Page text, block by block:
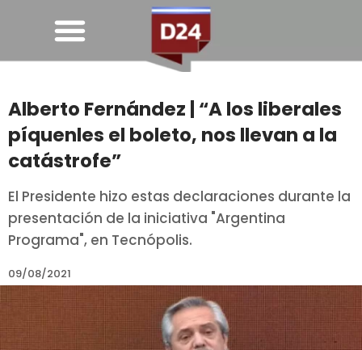
Alberto Fernández | “A los liberales
píquenles el boleto, nos llevan a la
catástrofe”
El Presidente hizo estas declaraciones durante la
presentación de la iniciativa "Argentina
Programa", en Tecnópolis.
09/08/2021